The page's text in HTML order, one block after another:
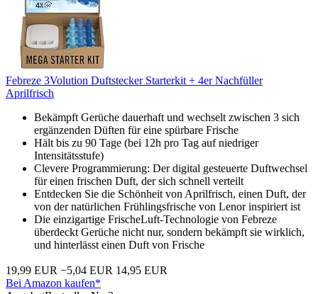
Febreze 3Volution Duftstecker Starterkit + 4er Nachfüller
Aprilfrisch
Bekämpft Gerüche dauerhaft und wechselt zwischen 3 sich
ergänzenden Düften für eine spürbare Frische
Hält bis zu 90 Tage (bei 12h pro Tag auf niedriger
Intensitätsstufe)
Clevere Programmierung: Der digital gesteuerte Duftwechsel
für einen frischen Duft, der sich schnell verteilt
Entdecken Sie die Schönheit von Aprilfrisch, einen Duft, der
von der natürlichen Frühlingsfrische von Lenor inspiriert ist
Die einzigartige FrischeLuft-Technologie von Febreze
überdeckt Gerüche nicht nur, sondern bekämpft sie wirklich,
und hinterlässt einen Duft von Frische
19,99 EUR −5,04 EUR 14,95 EUR
Bei Amazon kaufen*